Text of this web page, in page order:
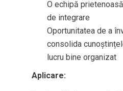
O echipă
de integrare
Oportunitatea de a
consolida
lucru bine organizat
Aplicare: